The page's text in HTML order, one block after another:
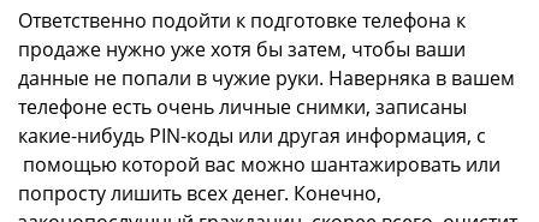
Ответственно подойти к подготовке телефона к
продаже нужно уже хотя бы затем, чтобы ваши
данные не попали в чужие руки. Наверняка в вашем
телефоне есть очень личные снимки, записаны
какие-нибудь PIN-коды или другая информация, c
помощью которой вас можно шантажировать или
попросту лишить всех денег. Конечно,